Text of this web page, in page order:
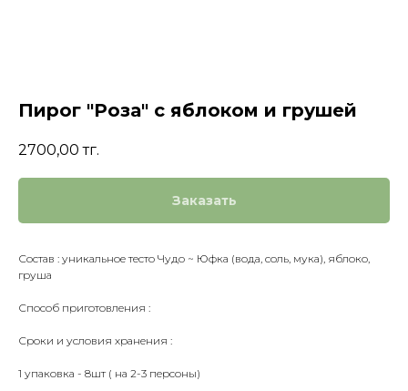
Пирог "Роза" с яблоком и грушей
2700,00 тг.
Заказать
Состав : уникальное тесто Чудо ~ Юфка (вода, соль, мука), яблоко,
груша
Способ приготовления :
Сроки и условия хранения :
1 упаковка - 8шт ( на 2-3 персоны)